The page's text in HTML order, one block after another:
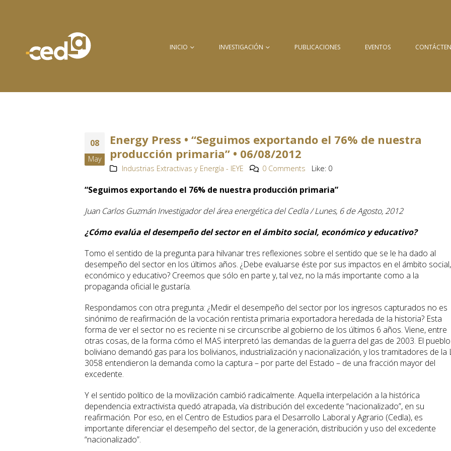
INICIO INVESTIGACIÓN PUBLICACIONES EVENTOS
08
May
Energy Press • “Seguimos exportando el 76% de nuestra
producción primaria” • 06/08/2012
Industrias Extractivas y Energía - IEYE 0 Comments Like: 0
“Seguimos exportando el 76% de nuestra producción primaria”
Juan Carlos Guzmán Investigador del área energética del Cedla / Lunes, 6 de Agosto, 2012
¿Cómo evalúa el desempeño del sector en el ámbito social, económico y educativo?
Tomo el sentido de la pregunta para hilvanar tres reflexiones sobre el sentido que se le ha dado al
desempeño del sector en los últimos años. ¿Debe evaluarse éste por sus impactos en el ámbito social,
económico y educativo? Creemos que sólo en parte y, tal vez, no la más importante como a la
propaganda oficial le gustaría.
Respondamos con otra pregunta: ¿Medir el desempeño del sector por los ingresos capturados no es
sinónimo de reafirmación de la vocación rentista primaria exportadora heredada de la historia? Esta
forma de ver el sector no es reciente ni se circunscribe al gobierno de los últimos 6 años. Viene, entre
otras cosas, de la forma cómo el MAS interpretó las demandas de la guerra del gas de 2003. El pueblo
boliviano demandó gas para los bolivianos, industrialización y nacionalización, y los tramitadores de la
3058 entendieron la demanda como la captura – por parte del Estado – de una fracción mayor del
excedente.
Y el sentido político de la movilización cambió radicalmente. Aquella interpelación a la histórica
dependencia extractivista quedó atrapada, vía distribución del excedente “nacionalizado”, en su
reafirmación. Por eso, en el Centro de Estudios para el Desarrollo Laboral y Agrario (Cedla), es
importante diferenciar el desempeño del sector, de la generación, distribución y uso del excedente
“nacionalizado”.